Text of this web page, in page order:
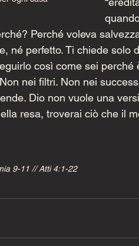
Perché voleva
né perfetto. Ti chiede solo
così come sei
nei filtri. Non nei
Dio non vuole una
resa, troverai ciò che il
9-11 // Atti 4:1-22